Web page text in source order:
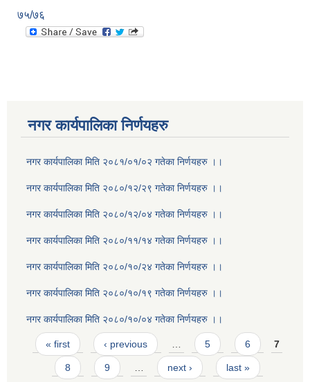
७५/७६
नगर कार्यपालिका निर्णयहरु
नगर कार्यपालिका मिति २०८१/०१/०२ गतेका निर्णयहरु ।।
नगर कार्यपालिका मिति २०८०/१२/२९ गतेका निर्णयहरु ।।
नगर कार्यपालिका मिति २०८०/१२/०४ गतेका निर्णयहरु ।।
नगर कार्यपालिका मिति २०८०/११/१४ गतेका निर्णयहरु ।।
नगर कार्यपालिका मिति २०८०/१०/२४ गतेका निर्णयहरु ।।
नगर कार्यपालिका मिति २०८०/१०/१९ गतेका निर्णयहरु ।।
नगर कार्यपालिका मिति २०८०/१०/०४ गतेका निर्णयहरु ।।
Pages
« first ‹ previous … 5 6 7
8 9 … next › last »